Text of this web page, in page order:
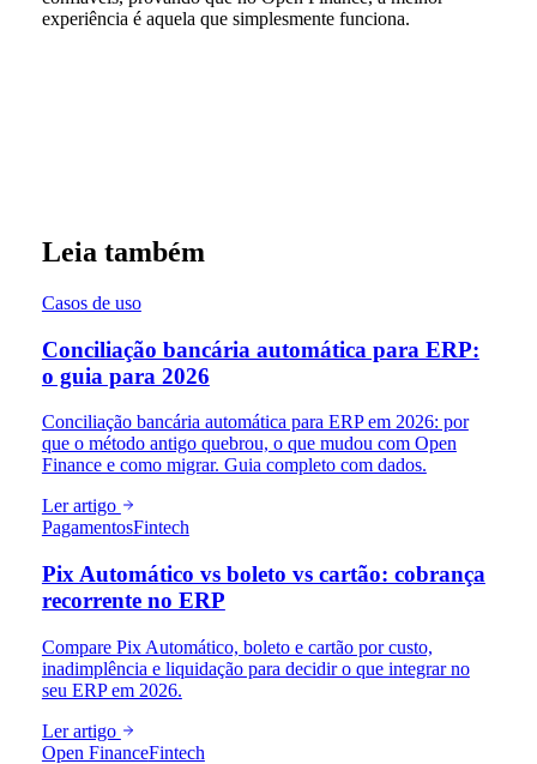
experiência é aquela que simplesmente funciona.
Leia também
Casos de uso
Conciliação bancária automática para ERP:
o guia para 2026
Conciliação bancária automática para ERP em 2026: por
que o método antigo quebrou, o que mudou com Open
Finance e como migrar. Guia completo com dados.
Ler artigo
PagamentosFintech
Pix Automático vs boleto vs cartão: cobrança
recorrente no ERP
Compare Pix Automático, boleto e cartão por custo,
inadimplência e liquidação para decidir o que integrar no
seu ERP em 2026.
Ler artigo
Open FinanceFintech